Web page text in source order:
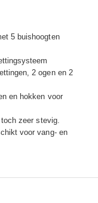
5 buishoogten
2 ogen en 2
en hokken voor
zeer stevig.
voor vang- en